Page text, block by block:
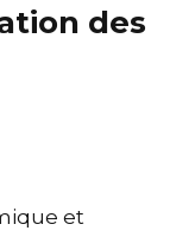
des
et